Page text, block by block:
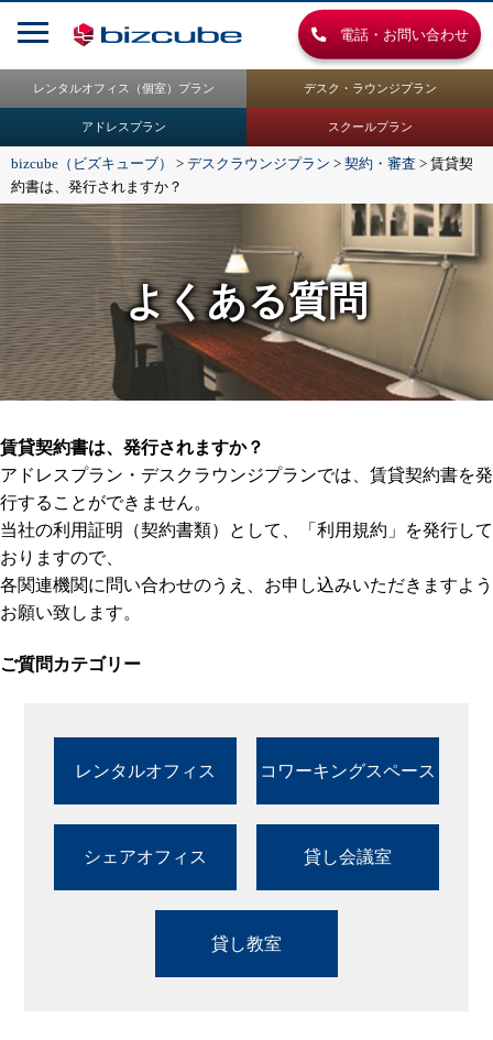
電話・お問い合わせ
レンタルオフィス（個室）プラン デスク・ラウンジプラン
アドレスプラン スクールプラン
bizcube（ビズキューブ） > デスクラウンジプラン > 契約・審査 > 賃貸契
約書は、発行されますか？
よくある質問
賃貸契約書は、発行されますか？
アドレスプラン・デスクラウンジプランでは、賃貸契約書を発
行することができません。
当社の利用証明（契約書類）として、「利用規約」を発行して
おりますので、
各関連機関に問い合わせのうえ、お申し込みいただきますよう
お願い致します。
ご質問カテゴリー
レンタルオフィス コワーキングスペース
シェアオフィス 貸し会議室
貸し教室